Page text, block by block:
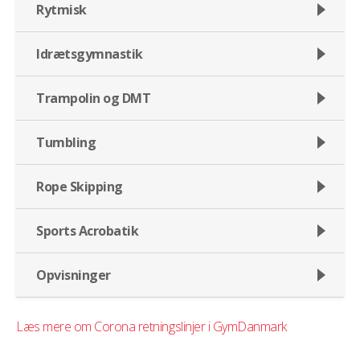
Rytmisk
Idrætsgymnastik
Trampolin og DMT
Tumbling
Rope Skipping
Sports Acrobatik
Opvisninger
Læs mere om Corona retningslinjer i GymDanmark